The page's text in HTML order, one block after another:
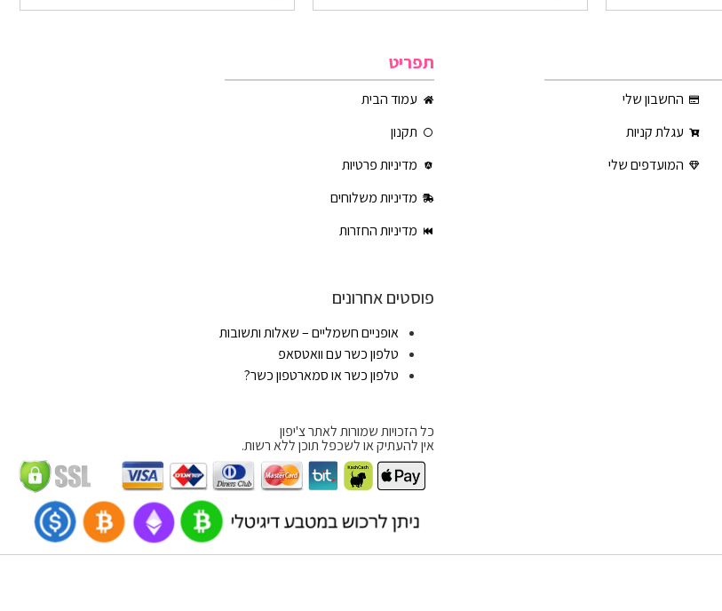
החשבון שלי
עגלת קניות
המועדפים שלי
תפריט
עמוד הבית
תקנון
מדיניות פרטיות
מדיניות משלוחים
מדיניות החזרות
פוסטים אחרונים
אופניים חשמליים – שאלות ותשובות
טלפון כשר עם וואטסאפ
טלפון כשר או סמארטפון כשר?
כל הזכויות שמורות לאתר צ'יפון
אין להעתיק או לשכפל תוכן ללא רשות.